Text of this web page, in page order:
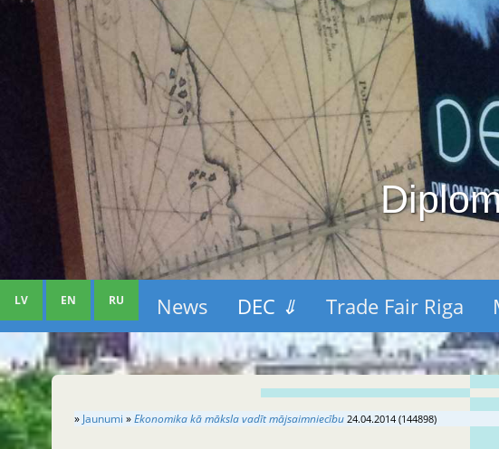
LV EN RU News DEC ⇓ Trade Fair Riga
» Jaunumi »Ekonomika kā māksla vadīt mājsaimniecību 24.04.2014 (144898)